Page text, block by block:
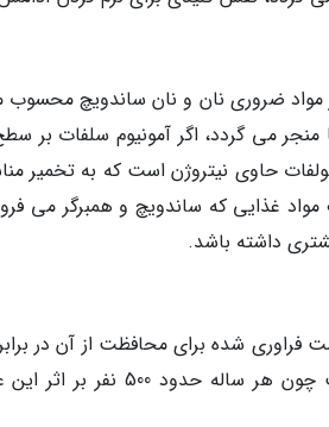
ضروری نان و نان ساندویچ
منجر می گردد، اگر آمونیوم سلفات بر
حاوی نیتروژن است که به تخمیر
غذایی که ساندویچ و همبرگر می
داشته باشد.
فراوری شده برای محافظت از آن در
لیستریوز در آمریکا دلیلی برای